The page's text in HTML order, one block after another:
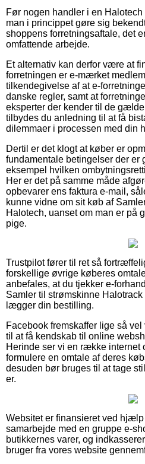
Før nogen handler i en
man i princippet gøre sig
shoppens forretningsaftale, det
omfattende arbejde.
Et alternativ kan derfor være at
forretningen er e-mærket
tilkendegivelse af at e-
danske regler, samt at
eksperter der kender til de
tilbydes du anledning til at få
dilemmaer i processen med din
Dertil er det klogt at køber er
fundamentale betingelser der er
eksempel hvilken
Her er det på samme måde
opbevarer ens faktura e-mail,
kunne vidne om sit køb af
Halotech, uanset om man er på
pige.
Trustpilot fører til ret så
forskellige øvrige køberes
anbefales, at du tjekker e-
Samler til strømskinne
lægger din bestilling.
Facebook fremskaffer lige så
til at få kendskab til online
Herinde ser vi en række internet
formulere en omtale af deres
desuden bør bruges til at tage
er.
Websitet er finansieret ved
samarbejde med en gruppe e-
butikkernes varer, og
bruger fra vores website